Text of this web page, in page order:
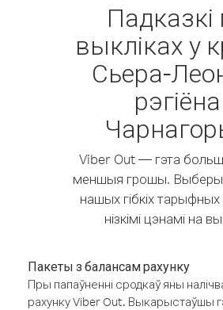
Падказкі
выкліках у
Сьера-
рэгіёна
Viber Out — гэта больш
меншыя грошы.
нашых гібкіх тарыфных
нізкімі цэнамі на
Пакеты з балансам рахунку
Пры папаўненні сродкаў яны
рахунку Viber Out. Выкарыстаўшы